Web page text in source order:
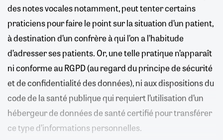
des notes vocales notamment, peut tenter certains
praticiens pour faire le point sur la situation d’un patient,
à destination d’un confrère à qui l’on a l’habitude
d’adresser ses patients. Or, une telle pratique n’apparaît
ni conforme au RGPD (au regard du principe de sécurité
et de confidentialité des données), ni aux dispositions du
code de la santé publique qui requiert l’utilisation d’un
hébergeur de données de santé certifié pour transférer
ce type d’informations personnelles.